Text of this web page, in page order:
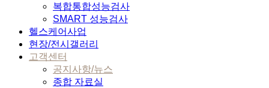
복합통합성능검사
SMART 성능검사
헬스케어사업
현장/전시갤러리
고객센터
공지사항/뉴스
종합 자료실